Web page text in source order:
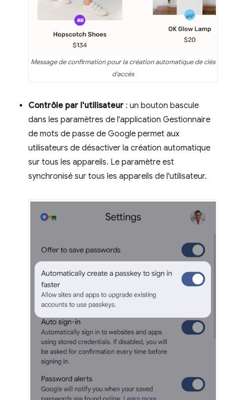
Message de confirmation pour la création automatique de clés
d'accès
Contrôle par l'utilisateur : un bouton bascule
dans les paramètres de l'application Gestionnaire
de mots de passe de Google permet aux
utilisateurs de désactiver la création automatique
sur tous les appareils. Le paramètre est
synchronisé sur tous les appareils de l'utilisateur.